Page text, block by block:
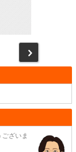
ざいま